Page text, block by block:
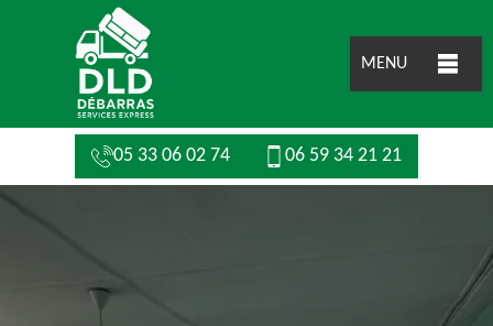
MENU
05 33 06 02 74 06 59 34 21 21